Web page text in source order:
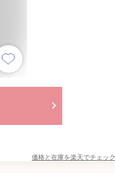
価格と在庫を楽天でチェック